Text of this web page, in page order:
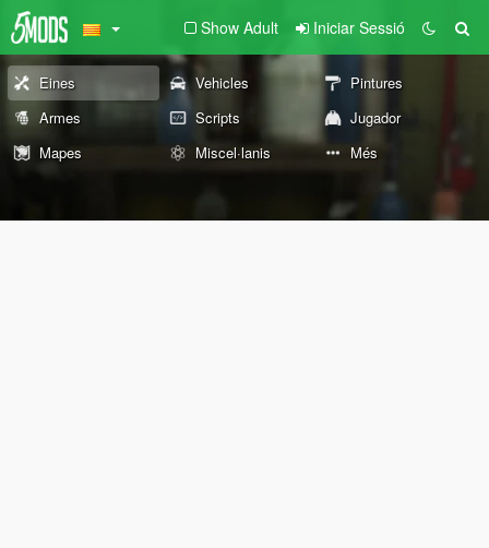
Show Adult Iniciar Sessió
Eines Vehicles
Pintures
Armes
Scripts
Jugador
Mapes
Miscel·lanis Més